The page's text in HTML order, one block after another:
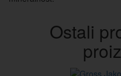
Ostali